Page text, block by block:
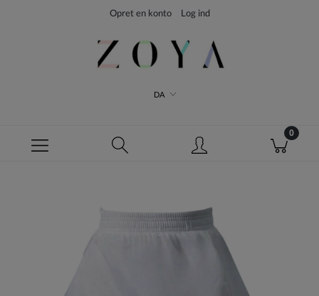
Opret en konto Log ind
DA